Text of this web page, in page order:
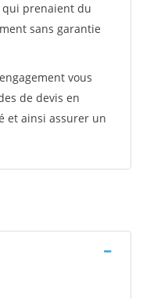
qui prenaient du
sans garantie
vous
de devis en
et ainsi assurer un